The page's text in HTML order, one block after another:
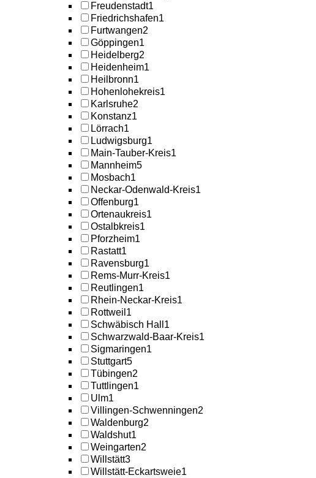
Freudenstadt1
Friedrichshafen1
Furtwangen2
Göppingen1
Heidelberg2
Heidenheim1
Heilbronn1
Hohenlohekreis1
Karlsruhe2
Konstanz1
Lörrach1
Ludwigsburg1
Main-Tauber-Kreis1
Mannheim5
Mosbach1
Neckar-Odenwald-Kreis1
Offenburg1
Ortenaukreis1
Ostalbkreis1
Pforzheim1
Rastatt1
Ravensburg1
Rems-Murr-Kreis1
Reutlingen1
Rhein-Neckar-Kreis1
Rottweil 1
Schwäbisch Hall 1
Schwarzwald-Baar-Kreis1
Sigmaringen1
Stuttgart5
Tübingen2
Tuttlingen1
Ulm1
Villingen-Schwenningen2
Waldenburg2
Waldshut1
Weingarten2
Willstätt3
Willstätt-Eckartsweie1